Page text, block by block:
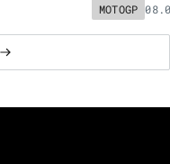
MOTOGP